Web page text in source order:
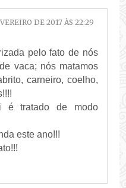
DE 2017 ÀS 22:29
pelo fato de nós
vaca; nós matamos
carneiro, coelho,
é tratado de modo
este ano!!!